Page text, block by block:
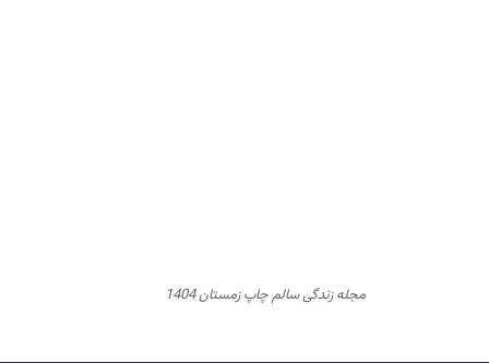
مجله زندگی سالم چاپ زمستان 1404